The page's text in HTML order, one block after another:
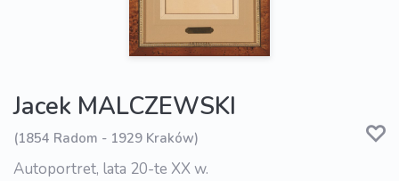
Jacek MALCZEWSKI
(1854 Radom - 1929 Kraków)
Autoportret, lata 20-te XX w.